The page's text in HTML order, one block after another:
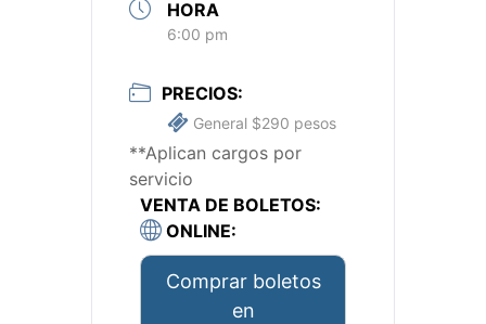
HORA
6:00 pm
PRECIOS:
General $290 pesos
**Aplican cargos por
servicio
VENTA DE BOLETOS:
ONLINE:
Comprar boletos
en